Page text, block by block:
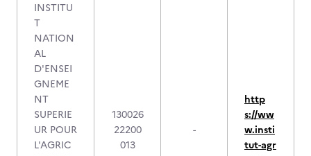
INSTITU
T
NATION
AL
D'ENSEI
GNEME
NT
SUPERIE
UR POUR
L'AGRIC
130026
22200
013
-
http
s://ww
w.insti
tut-agr